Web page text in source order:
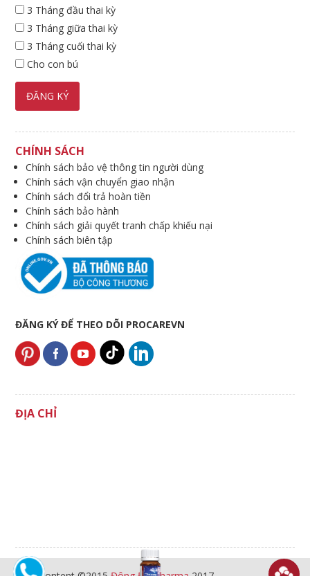
3 Tháng đầu thai kỳ
3 Tháng giữa thai kỳ
3 Tháng cuối thai kỳ
Cho con bú
CHÍNH SÁCH
Chính sách bảo vệ thông tin người dùng
Chính sách vận chuyển giao nhận
Chính sách đổi trả hoàn tiền
Chính sách bảo hành
Chính sách giải quyết tranh chấp khiếu nại
Chính sách biên tập
ĐĂNG KÝ ĐỂ THEO DÕI PROCAREVN
ĐỊA CHỈ